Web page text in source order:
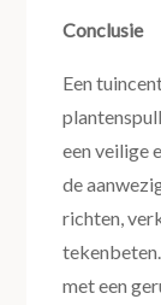
Conclusie
Een
een veilige
de
richten,
met een